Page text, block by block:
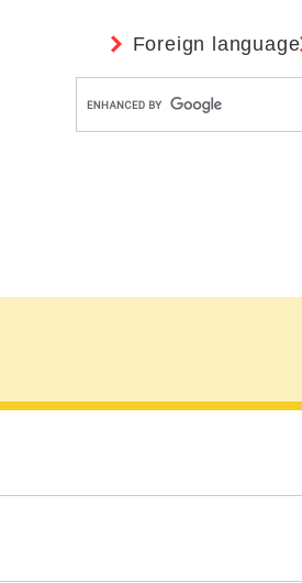
Foreign language
タ